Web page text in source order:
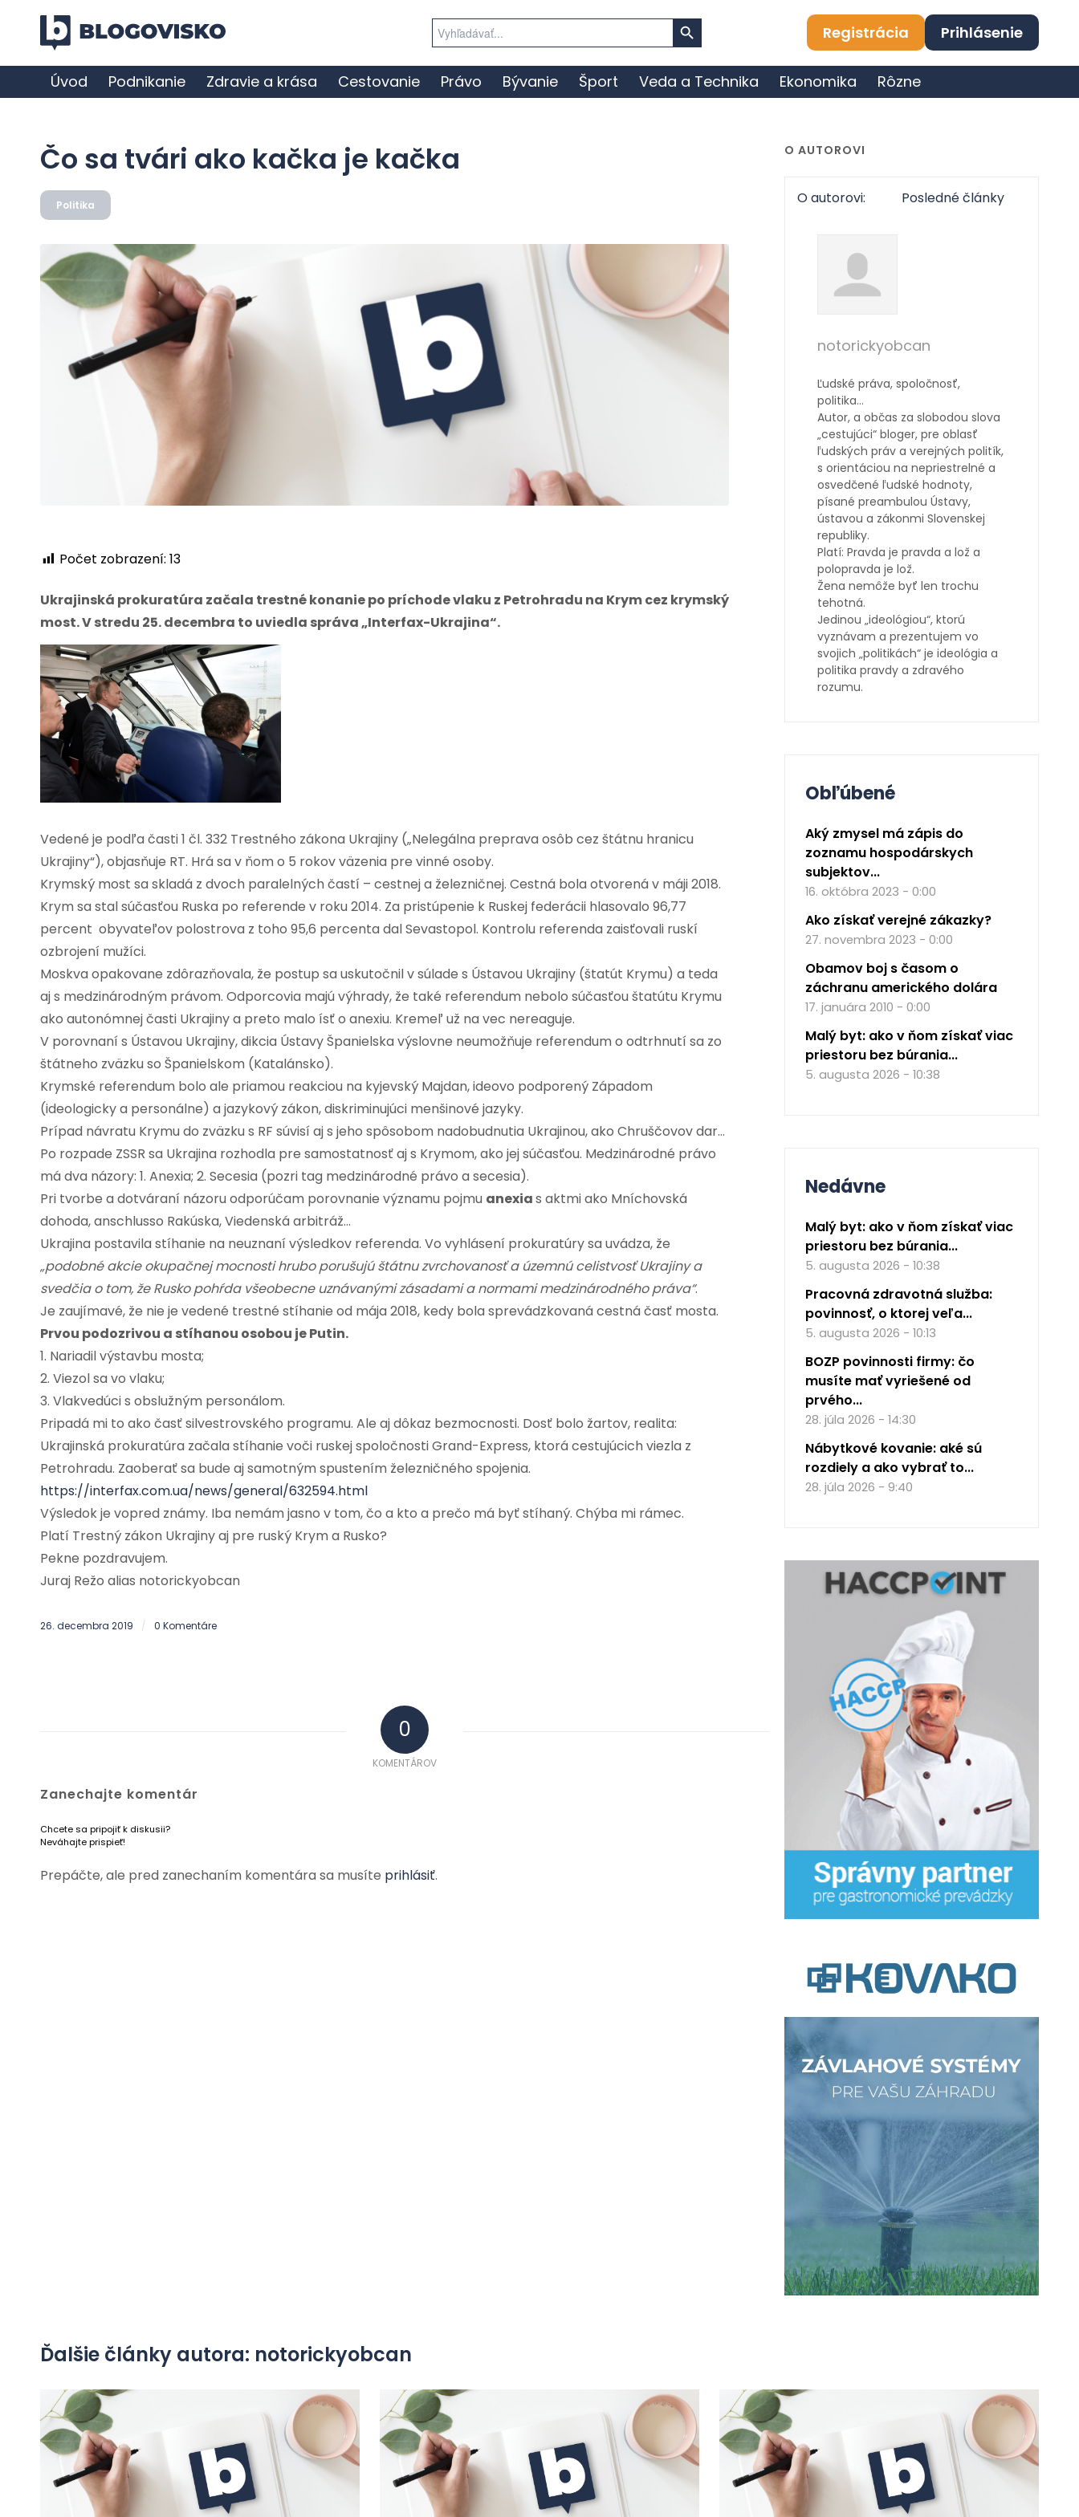
for:
Search Button
Registrácia Prihlásenie
Úvod Podnikanie Zdravie a krása Cestovanie Právo Bývanie Šport Veda a Technika Ekonomika Rôzne
Čo sa tvári ako kačka je kačka
Politika
Počet zobrazení: 13
Ukrajinská prokuratúra začala trestné konanie po príchode vlaku z Petrohradu na Krym cez krymský
most. V stredu 25. decembra to uviedla správa „Interfax-Ukrajina“.
Vedené je podľa časti 1 čl. 332 Trestného zákona Ukrajiny („Nelegálna preprava osôb cez štátnu hranicu
Ukrajiny“), objasňuje RT. Hrá sa v ňom o 5 rokov väzenia pre vinné osoby.
Krymský most sa skladá z dvoch paralelných častí – cestnej a železničnej. Cestná bola otvorená v máji 2018.
Krym sa stal súčasťou Ruska po referende v roku 2014. Za pristúpenie k Ruskej federácii hlasovalo 96,77
percent obyvateľov polostrova z toho 95,6 percenta dal Sevastopol. Kontrolu referenda zaisťovali ruskí
ozbrojení mužíci.
Moskva opakovane zdôrazňovala, že postup sa uskutočnil v súlade s Ústavou Ukrajiny (štatút Krymu) a teda
aj s medzinárodným právom. Odporcovia majú výhrady, že také referendum nebolo súčasťou štatútu Krymu
ako autonómnej časti Ukrajiny a preto malo ísť o anexiu. Kremeľ už na vec nereaguje.
V porovnaní s Ústavou Ukrajiny, dikcia Ústavy Španielska výslovne neumožňuje referendum o odtrhnutí sa zo
štátneho zväzku so Španielskom (Katalánsko).
Krymské referendum bolo ale priamou reakciou na kyjevský Majdan, ideovo podporený Západom
(ideologicky a personálne) a jazykový zákon, diskriminujúci menšinové jazyky.
Prípad návratu Krymu do zväzku s RF súvisí aj s jeho spôsobom nadobudnutia Ukrajinou, ako Chruščovov dar…
Po rozpade ZSSR sa Ukrajina rozhodla pre samostatnosť aj s Krymom, ako jej súčasťou. Medzinárodné právo
má dva názory: 1. Anexia; 2. Secesia (pozri tag medzinárodné právo a secesia).
Pri tvorbe a dotváraní názoru odporúčam porovnanie významu pojmu anexias aktmi ako Mníchovská
dohoda, anschlusso Rakúska, Viedenská arbitráž…
Ukrajina postavila stíhanie na neuznaní výsledkov referenda. Vo vyhlásení prokuratúry sa uvádza, že
„podobné akcie okupačnej mocnosti hrubo porušujú štátnu zvrchovanosť a územnú celistvosť Ukrajiny a
svedčia o tom, že Rusko pohŕda všeobecne uznávanými zásadami a normami medzinárodného práva“.
Je zaujímavé, že nie je vedené trestné stíhanie od mája 2018, kedy bola sprevádzkovaná cestná časť mosta.
Prvou podozrivou a stíhanou osobou je Putin.
1. Nariadil výstavbu mosta;
2. Viezol sa vo vlaku;
3. Vlakvedúci s obslužným personálom.
Pripadá mi to ako časť silvestrovského programu. Ale aj dôkaz bezmocnosti. Dosť bolo žartov, realita:
Ukrajinská prokuratúra začala stíhanie voči ruskej spoločnosti Grand-Express, ktorá cestujúcich viezla z
Petrohradu. Zaoberať sa bude aj samotným spustením železničného spojenia.
https://interfax.com.ua/news/general/632594.html
Výsledok je vopred známy. Iba nemám jasno v tom, čo a kto a prečo má byť stíhaný. Chýba mi rámec.
Platí Trestný zákon Ukrajiny aj pre ruský Krym a Rusko?
Pekne pozdravujem.
Juraj Režo alias notorickyobcan
26. decembra 2019 / 0 Komentáre
0
KOMENTÁROV
Zanechajte komentár
Chcete sa pripojiť k diskusii?
Neváhajte prispieť!
Prepáčte, ale pred zanechaním komentára sa musíte prihlásiť.
O AUTOROVI
O autorovi: Posledné články
notorickyobcan
Ľudské práva, spoločnosť,
politika…
Autor, a občas za slobodou slova
„cestujúci“ bloger, pre oblasť
ľudských práv a verejných politík,
s orientáciou na nepriestrelné a
osvedčené ľudské hodnoty,
písané preambulou Ústavy,
ústavou a zákonmi Slovenskej
republiky.
Platí: Pravda je pravda a lož a
polopravda je lož.
Žena nemôže byť len trochu
tehotná.
Jedinou „ideológiou“, ktorú
vyznávam a prezentujem vo
svojich „politikách“ je ideológia a
politika pravdy a zdravého
rozumu.
Obľúbené
Aký zmysel má zápis do
zoznamu hospodárskych
subjektov...
16. októbra 2023 - 0:00
Ako získať verejné zákazky?
27. novembra 2023 - 0:00
Obamov boj s časom o
záchranu amerického dolára
17. januára 2010 - 0:00
Malý byt: ako v ňom získať viac
priestoru bez búrania...
5. augusta 2026 - 10:38
Nedávne
Malý byt: ako v ňom získať viac
priestoru bez búrania...
5. augusta 2026 - 10:38
Pracovná zdravotná služba:
povinnosť, o ktorej veľa...
5. augusta 2026 - 10:13
BOZP povinnosti firmy: čo
musíte mať vyriešené od
prvého...
28. júla 2026 - 14:30
Nábytkové kovanie: aké sú
rozdiely a ako vybrať to...
28. júla 2026 - 9:40
Ďalšie články autora: notorickyobcan